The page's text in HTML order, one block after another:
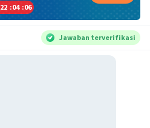
22 :04 :06
Jawaban terverifikasi